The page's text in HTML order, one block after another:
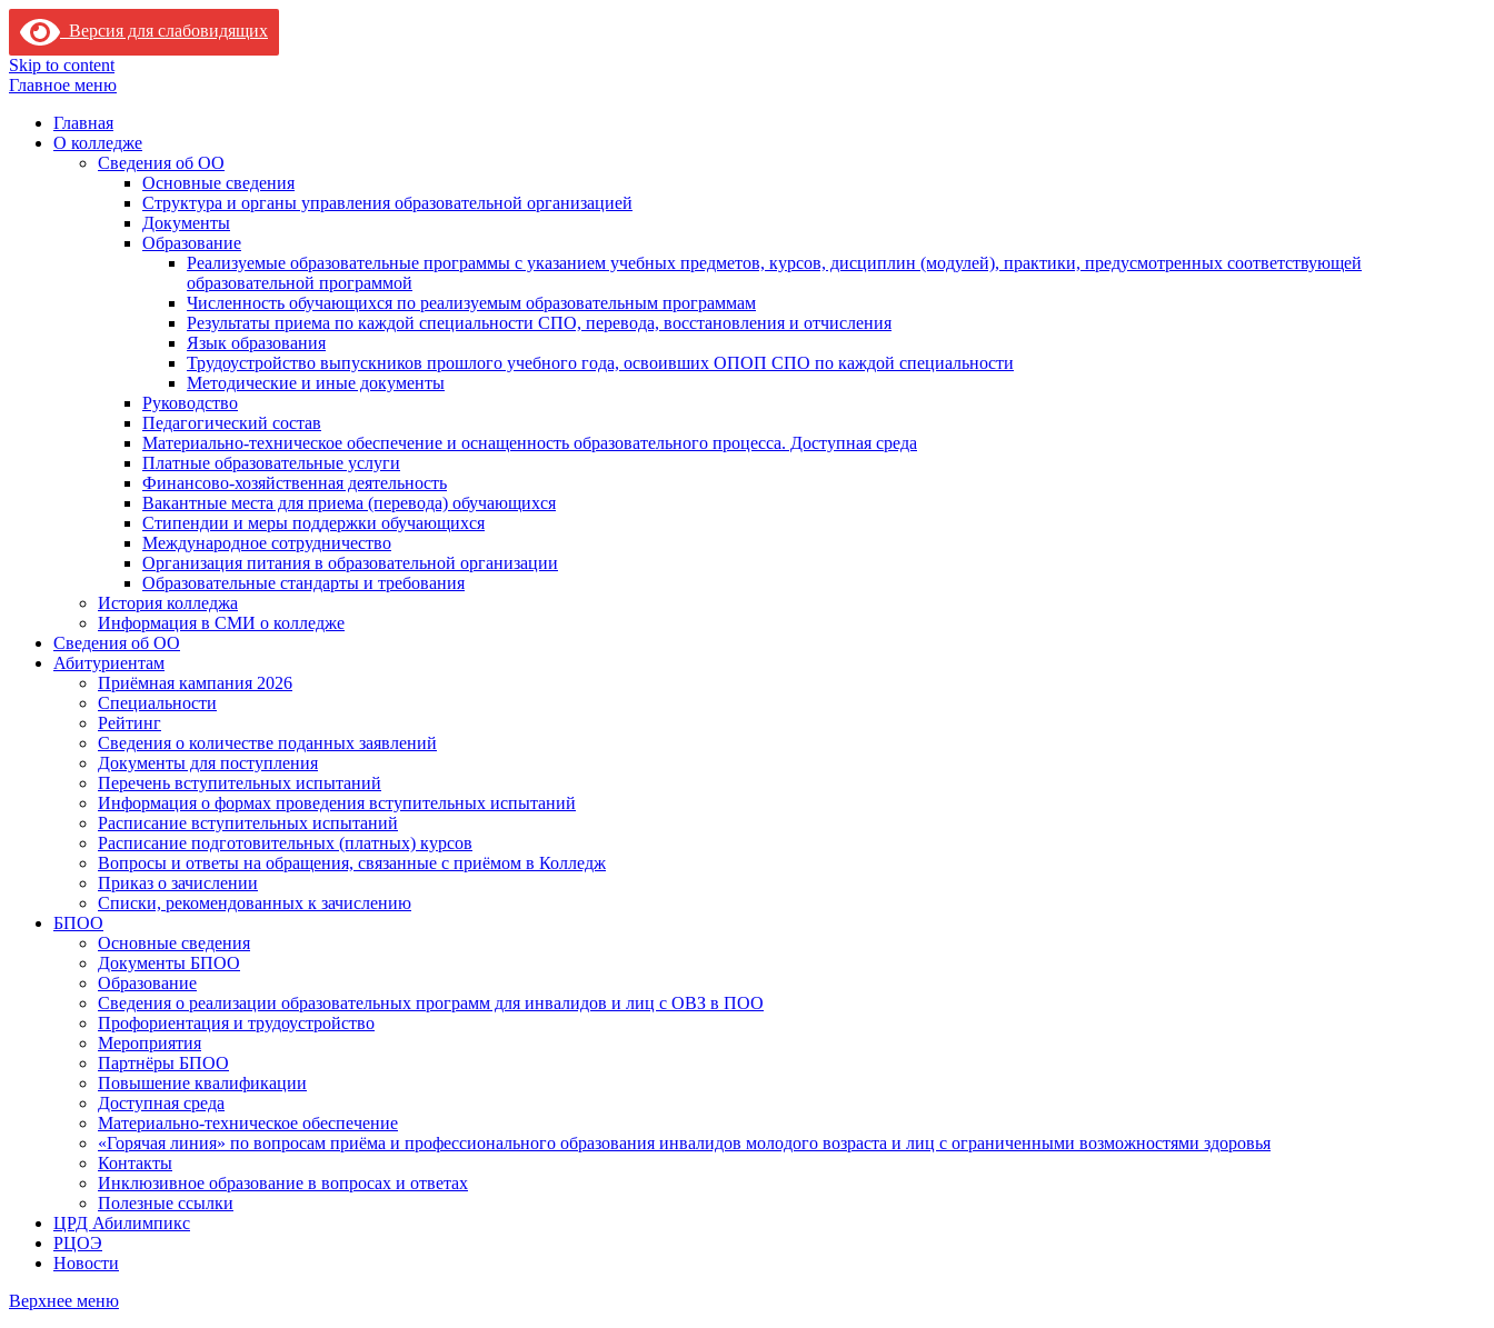
Версия для слабовидящих
Skip to content
Главное меню
Главная
О колледже
Сведения об ОО
Основные сведения
Структура и органы управления образовательной организацией
Документы
Образование
Реализуемые образовательные программы с указанием учебных предметов, курсов, дисциплин (модулей), практики, предусмотренных соответствующей
образовательной программой
Численность обучающихся по реализуемым образовательным программам
Результаты приема по каждой специальности СПО, перевода, восстановления и отчисления
Язык образования
Трудоустройство выпускников прошлого учебного года, освоивших ОПОП СПО по каждой специальности
Методические и иные документы
Руководство
Педагогический состав
Материально-техническое обеспечение и оснащенность образовательного процесса. Доступная среда
Платные образовательные услуги
Финансово-хозяйственная деятельность
Вакантные места для приема (перевода) обучающихся
Стипендии и меры поддержки обучающихся
Международное сотрудничество
Организация питания в образовательной организации
Образовательные стандарты и требования
История колледжа
Информация в СМИ о колледже
Сведения об ОО
Абитуриентам
Приёмная кампания 2026
Специальности
Рейтинг
Сведения о количестве поданных заявлений
Документы для поступления
Перечень вступительных испытаний
Информация о формах проведения вступительных испытаний
Расписание вступительных испытаний
Расписание подготовительных (платных) курсов
Вопросы и ответы на обращения, связанные с приёмом в Колледж
Приказ о зачислении
Списки, рекомендованных к зачислению
БПОО
Основные сведения
Документы БПОО
Образование
Сведения о реализации образовательных программ для инвалидов и лиц с ОВЗ в ПОО
Профориентация и трудоустройство
Мероприятия
Партнёры БПОО
Повышение квалификации
Доступная среда
Материально-техническое обеспечение
«Горячая линия» по вопросам приёма и профессионального образования инвалидов молодого возраста и лиц с ограниченными возможностями здоровья
Контакты
Инклюзивное образование в вопросах и ответах
Полезные ссылки
ЦРД Абилимпикс
РЦОЭ
Новости
Верхнее меню